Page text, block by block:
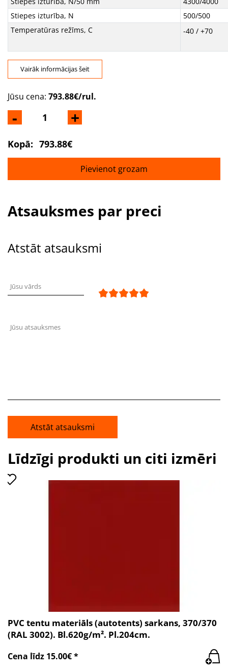
Stiepes izturība, N
500/500
Temperatūras režīms, C
-40 / +70
Vairāk informācijas šeit
- +
Jūsu cena: 793.88€/rul.
Kopā: 793.88€
Pievienot grozam
Atsauksmes par preci
Atstāt atsauksmi
Jūsu vārds
Jūsu atsauksmes
Atstāt atsauksmi
Līdzīgi produkti un citi izmēri
PVC tentu materiāls (autotents) sarkans, 370/370
(RAL 3002). Bl.620g/m². Pl.204cm.
Cena līdz 15.00€ *